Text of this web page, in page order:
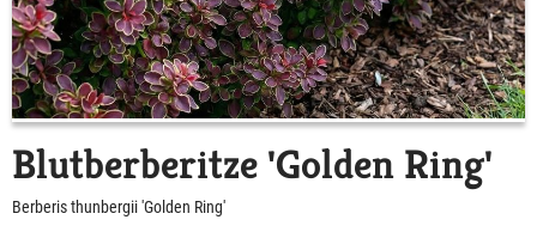
Blutberberitze 'Golden Ring'
Berberis thunbergii 'Golden Ring'